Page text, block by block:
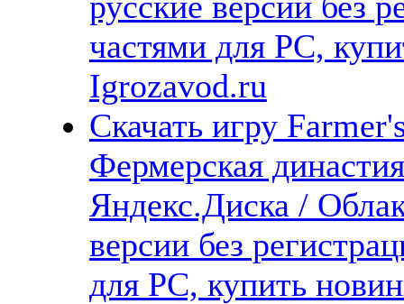
частями для PC,
Igrozavod.ru
Скачать игру
Фермерская
Яндекс.Диска /
версии без
для PC, купить